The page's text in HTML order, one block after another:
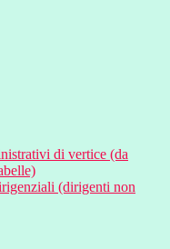
di vertice (da
(dirigenti non